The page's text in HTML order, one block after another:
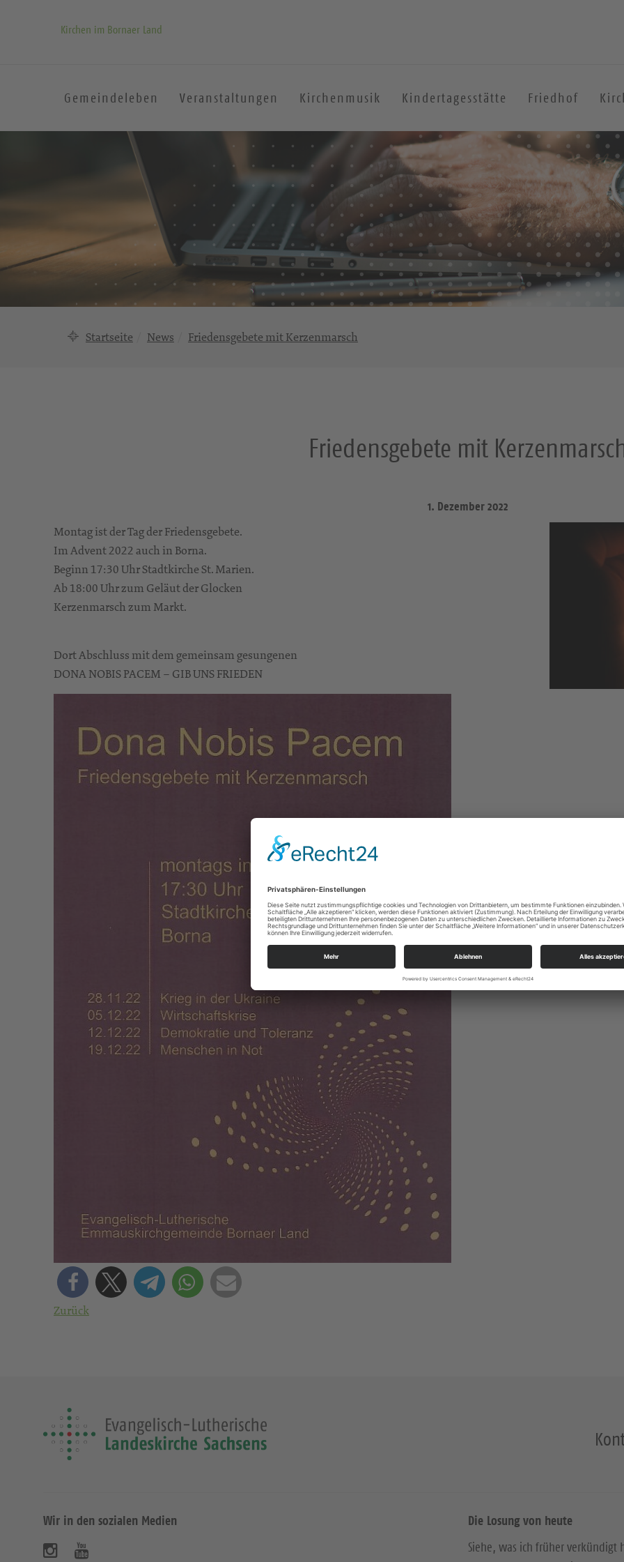
Kirchen im Bornaer Land
Gemeindeleben Veranstaltungen Kirchenmusik Kindertagesstätte Friedhof
Startseite News Friedensgebete mit Kerzenmarsch
Friedensgebete mit
1. Dezember 2022
Montag ist der Tag der Friedensgebete.
Im Advent 2022 auch in Borna.
Beginn 17:30 Uhr Stadtkirche St. Marien.
Ab 18:00Uhrzum GeläutderGlocken
Kerzenmarsch zum Markt.
Dort Abschluss mit dem gemeinsam gesungenen
DONA NOBIS PACEM – GIB UNS FRIEDEN
Zurück
Wir in den sozialen Medien Die Losung von heute
Siehe, was ich früher verkündigt